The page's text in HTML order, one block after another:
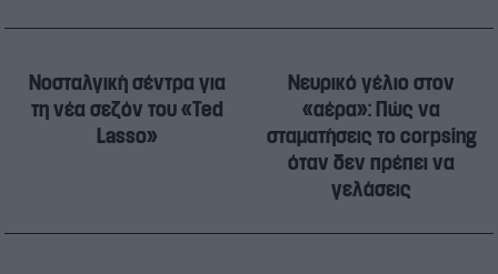
Νοσταλγική σέντρα για
τη νέα σεζόν του «Ted
Lasso»
Νευρικό γέλιο στον
«αέρα»: Πώς να
σταματήσεις το corpsing
όταν δεν πρέπει να
γελάσεις